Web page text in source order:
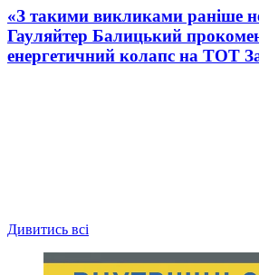
«З такими викликами раніше
Гауляйтер Балицький
енергетичний колапс на ТОТ
Дивитись всі